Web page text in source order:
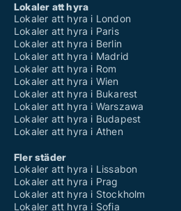
Lokaler att hyra
Lokaler att hyra i London
Lokaler att hyra i Paris
Lokaler att hyra i Berlin
Lokaler att hyra i Madrid
Lokaler att hyra i Rom
Lokaler att hyra i Wien
Lokaler att hyra i Bukarest
Lokaler att hyra i Warszawa
Lokaler att hyra i Budapest
Lokaler att hyra i Athen
Fler städer
Lokaler att hyra i Lissabon
Lokaler att hyra i Prag
Lokaler att hyra i Stockholm
Lokaler att hyra i Sofia